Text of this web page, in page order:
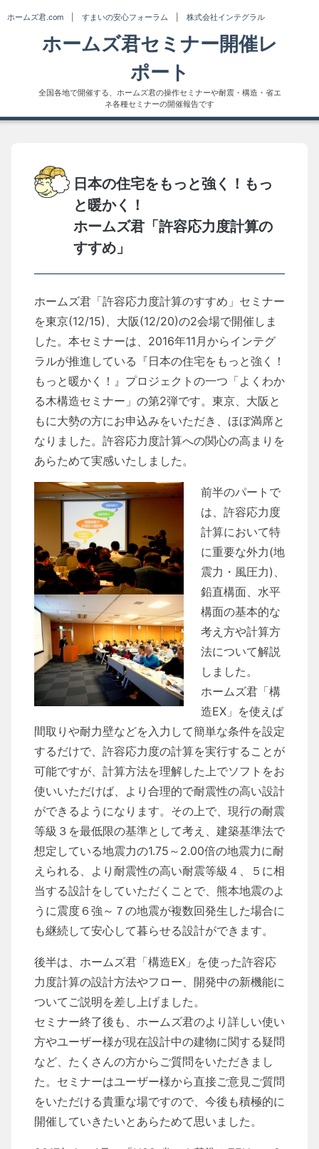
to
ホームズ君.com すまいの安心フォーラム 株式会社インテグラル
ホームズ君セミナー開催レ
ポート
全国各地で開催する、ホームズ君の操作セミナーや耐震・構造・省エ
ネ各種セミナーの開催報告です
日本の住宅をもっと強く！もっ
と暖かく！
ホームズ君「許容応力度計算の
すすめ」
ホームズ君「許容応力度計算のすすめ」セミナー
を東京(12/15)、大阪(12/20)の2会場で開催しま
した。本セミナーは、2016年11月からインテグ
ラルが推進している『日本の住宅をもっと強く！
もっと暖かく！』プロジェクトの一つ「よくわか
る木構造セミナー」の第2弾です。東京、大阪と
もに大勢の方にお申込みをいただき、ほぼ満席と
なりました。許容応力度計算への関心の高まりを
あらためて実感いたしました。
前半のパートで
は、許容応力度
計算において特
に重要な外力(地
震力・風圧力)、
鉛直構面、水平
構面の基本的な
考え方や計算方
法について解説
しました。
ホームズ君「構
造EX」を使えば
間取りや耐力壁などを入力して簡単な条件を設定
するだけで、許容応力度の計算を実行することが
可能ですが、計算方法を理解した上でソフトをお
使いいただけば、より合理的で耐震性の高い設計
ができるようになります。その上で、現行の耐震
等級３を最低限の基準として考え、建築基準法で
想定している地震力の1.75～2.00倍の地震力に耐
えられる、より耐震性の高い耐震等級４、５に相
当する設計をしていただくことで、熊本地震のよ
うに震度６強～７の地震が複数回発生した場合に
も継続して安心して暮らせる設計ができます。
後半は、ホームズ君「構造EX」を使った許容応
力度計算の設計方法やフロー、開発中の新機能に
ついてご説明を差し上げました。
セミナー終了後も、ホームズ君のより詳しい使い
方やユーザー様が現在設計中の建物に関する疑問
など、たくさんの方からご質問をいただきまし
た。セミナーはユーザー様から直接ご意見ご質問
をいただける貴重な場ですので、今後も積極的に
開催していきたいとあらためて思いました。